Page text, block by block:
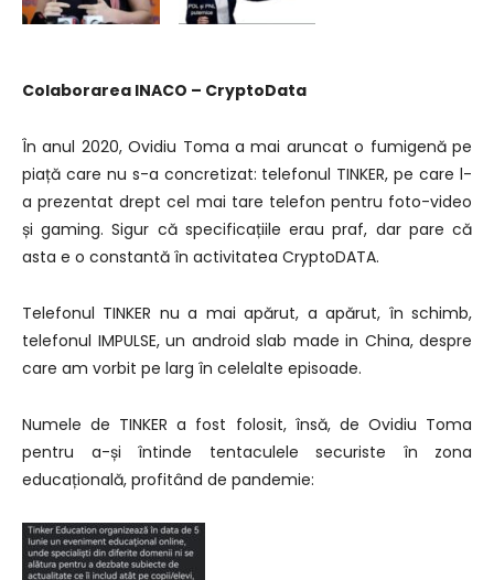
Colaborarea INACO – CryptoData
În anul 2020, Ovidiu Toma a mai aruncat o fumigenă pe
piață care nu s-a concretizat: telefonul TINKER, pe care l-
a prezentat drept cel mai tare telefon pentru foto-video
și gaming. Sigur că specificațiile erau praf, dar pare că
asta e o constantă în activitatea CryptoDATA.
Telefonul TINKER nu a mai apărut, a apărut, în schimb,
telefonul IMPULSE, un android slab made in China, despre
care am vorbit pe larg în celelalte episoade.
Numele de TINKER a fost folosit, însă, de Ovidiu Toma
pentru a-și întinde tentaculele securiste în zona
educațională, profitând de pandemie: